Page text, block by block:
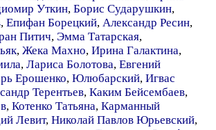
Уткин, Борис Сударушкин,
, Епифан Борецкий, Александр Ресин,
Питич, Эмма Татарская,
, Жека Махно, Ирина Галактина,
, Лариса Болотова, Евгений
Ерошенко, Юлюбарский, Игвас
Терентьев, Каким Бейсембаев,
, Котенко Татьяна, Карманный
Левит, Николай Павлов Юрьевский,